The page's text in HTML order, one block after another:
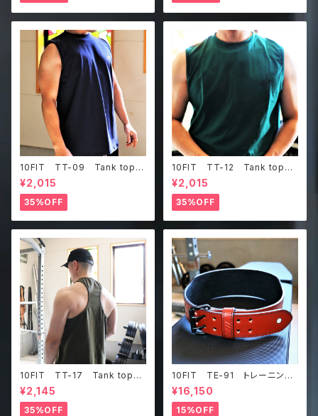
10FIT TT-09 Tank top
タンクトップ ジムウェア トレ
ーニング 筋トレ 紺
¥2,015
35%OFF
10FIT TT-12 Tank top
タンクトップ ジムウェア トレ
ーニング 筋トレ ダークグリ
ーン
¥2,015
35%OFF
10FIT TT-17 Tank top
タンクトップ ジムウェア トレ
ーニング 筋トレ カーキ
¥2,145
35%OFF
10FIT TE-91 トレーニング
ベルト リフティングベルト パ
ワーベルト レザー ブラウ
ン lifting belt power belt
¥16,150
15%OFF